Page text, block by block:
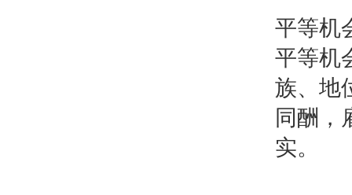
平等机
平等机
族、地
同酬，
实。